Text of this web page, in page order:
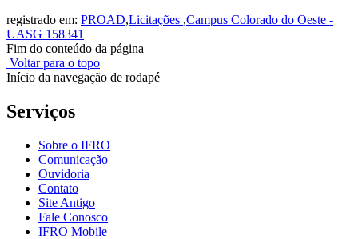
registrado em: PROAD,Licitações ,Campus Colorado do Oeste -
UASG 158341
Fim do conteúdo da página
Voltar para o topo
Início da navegação de rodapé
Serviços
Sobre o IFRO
Comunicação
Ouvidoria
Contato
Site Antigo
Fale Conosco
IFRO Mobile